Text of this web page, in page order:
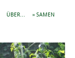
ÜBER… » SAMEN